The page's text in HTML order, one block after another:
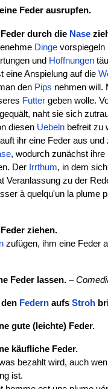
Feder ausrupfen.
durch die Nase
Dingevorspiegeln
und Hoffnungen
eine Anspielung auf die
den Pips nehmen will.
Futtergeben wolle.
naht sie sich
diesen Uebelnbefreit zu
ihr eine Feder aus und
, wodurch zunächst ihre
Der Irrthum, in dem
Veranlassung zu der
à quelqu'un la plume
ziehen.
zufügen, ihm eine Feder
Feder lassen.–
Federnaufs Stroh
gute (leichte) Feder.
käufliche Feder.
bezahlt wird, auch
ist.